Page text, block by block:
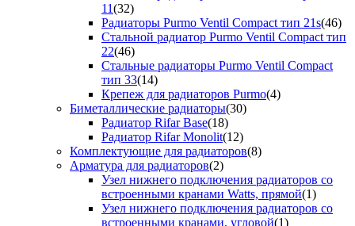
11(32)
Радиаторы Purmo Ventil Compact тип 21s(46)
Стальной радиатор Purmo Ventil Compact тип
22(46)
Стальные радиаторы Purmo Ventil Compact
тип 33(14)
Крепеж для радиаторов Purmo(4)
Биметаллические радиаторы(30)
Радиатор Rifar Base(18)
Радиатор Rifar Monolit(12)
Комплектующие для радиаторов(8)
Арматура для радиаторов(2)
Узел нижнего подключения радиаторов со
встроенными кранами Watts, прямой(1)
Узел нижнего подключения радиаторов со
встроенными кранами, угловой(1)